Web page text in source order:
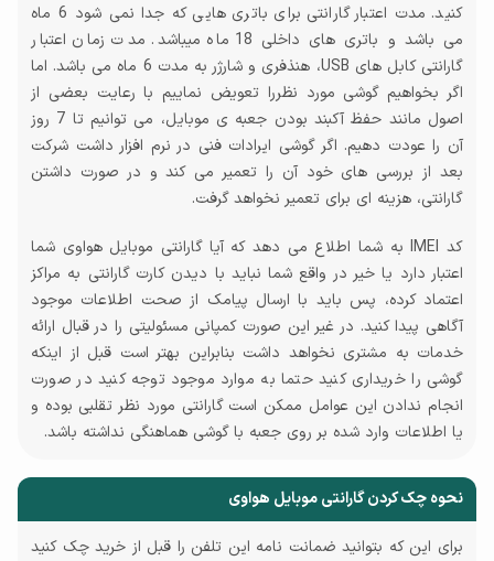
کنید. مدت اعتبار گارانتی برای باتری هایی که جدا نمی شود 6 ماه
می باشد و باتری های داخلی 18 ماه میباشد. مدت زمان اعتبار
گارانتی کابل های USB، هنذفری و شارژر به مدت 6 ماه می باشد. اما
اگر بخواهیم گوشی مورد نظررا تعویض نماییم با رعایت بعضی از
اصول مانند حفظ آکبند بودن جعبه ی موبایل، می توانیم تا 7 روز
آن را عودت دهیم. اگر گوشی ایرادات فنی در نرم افزار داشت شرکت
بعد از بررسی های خود آن را تعمیر می کند و در صورت داشتن
گارانتی، هزینه ای برای تعمیر نخواهد گرفت.
کد IMEI به شما اطلاع می دهد که آیا گارانتی موبایل هواوی شما
اعتبار دارد یا خیر در واقع شما نباید با دیدن کارت گارانتی به مراکز
اعتماد کرده، پس باید با ارسال پیامک از صحت اطلاعات موجود
آگاهی پیدا کنید. در غیر این صورت کمپانی مسئولیتی را در قبال ارائه
خدمات به مشتری نخواهد داشت بنابراین بهتر است قبل از اینکه
گوشی را خریداری کنید حتما به موارد موجود توجه کنید در صورت
انجام ندادن این عوامل ممکن است گارانتی مورد نظر تقلبی بوده و
یا اطلاعات وارد شده بر روی جعبه با گوشی هماهنگی نداشته باشد.
نحوه چک کردن گارانتی موبایل هواوی
برای این که بتوانید ضمانت ‌نامه این تلفن را قبل از خرید چک کنید